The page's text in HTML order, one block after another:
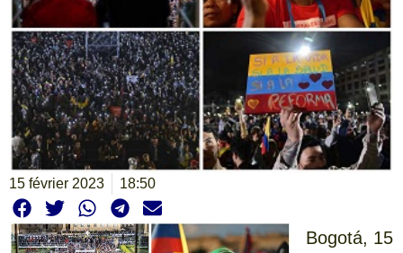
15 février 2023 18:50
Bogotá, 15